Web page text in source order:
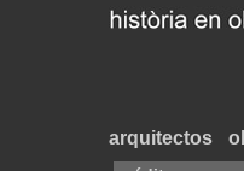
arquitectos